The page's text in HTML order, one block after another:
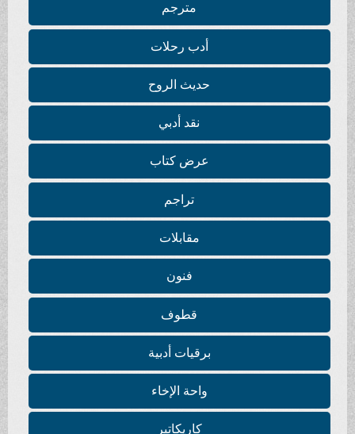
مترجم
أدب رحلات
حديث الروح
نقد أدبي
عرض كتاب
تراجم
مقابلات
فنون
قطوف
برقيات أدبية
واحة الإخاء
كاريكاتير